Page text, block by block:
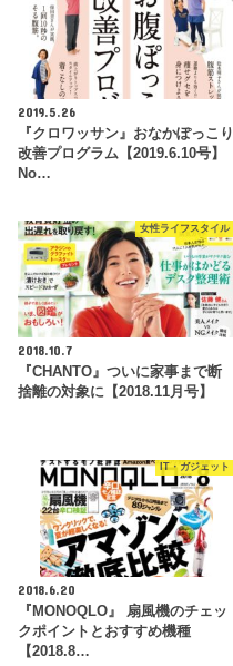
2019.5.26
『クロワッサン』おなかぽっこり
改善プログラム【2019.6.10号】
No…
女性ライフスタイル
2018.10.7
『CHANTO』ついに家事まで断
捨離の対象に【2018.11月号】
IT・ガジェット
2018.6.20
『MONOQLO』 扇風機のチェッ
クポイントとおすすめ機種
【2018.8…